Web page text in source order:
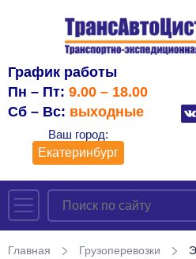
График работы
Пн – Пт: 9.00 – 18.00
Сб – Вс: выходные
Ваш город:
Екатеринбург
Главная Грузоперевозки